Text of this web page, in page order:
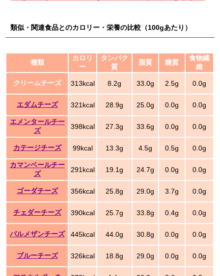
類似・関連食品とのカロリー・栄養の比較（100gあたり）
種類
カロリ
ー
タンパク
質
脂質 糖質
食物繊
維
クリームチーズ 313kcal 8.2g 33.0g 2.5g 0.0g
エダムチーズ 321kcal 28.9g 25.0g 0.0g 0.0g
エメンタールチー
ズ
398kcal 27.3g 33.6g 0.0g 0.0g
カテージチーズ 99kcal 13.3g 4.5g 0.5g 0.0g
カマンベールチー
ズ
291kcal 19.1g 24.7g 0.0g 0.0g
ゴーダチーズ 356kcal 25.8g 29.0g 3.7g 0.0g
チェダーチーズ 390kcal 25.7g 33.8g 0.4g 0.0g
パルメザンチーズ 445kcal 44.0g 30.8g 0.0g 0.0g
ブルーチーズ 326kcal 18.8g 29.0g 0.0g 0.0g